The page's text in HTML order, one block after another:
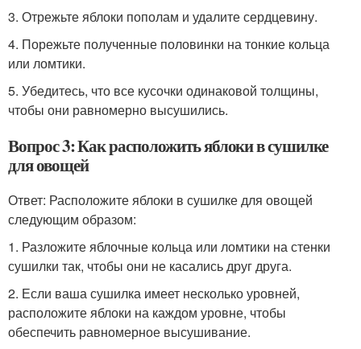
3. Отрежьте яблоки пополам и удалите сердцевину.
4. Порежьте полученные половинки на тонкие кольца
или ломтики.
5. Убедитесь, что все кусочки одинаковой толщины,
чтобы они равномерно высушились.
Вопрос 3: Как расположить яблоки в сушилке
для овощей
Ответ: Расположите яблоки в сушилке для овощей
следующим образом:
1. Разложите яблочные кольца или ломтики на стенки
сушилки так, чтобы они не касались друг друга.
2. Если ваша сушилка имеет несколько уровней,
расположите яблоки на каждом уровне, чтобы
обеспечить равномерное высушивание.